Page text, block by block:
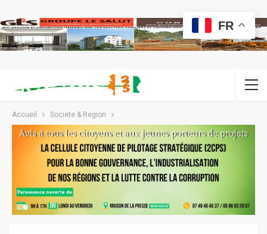
Accueil Societe & Region
FR